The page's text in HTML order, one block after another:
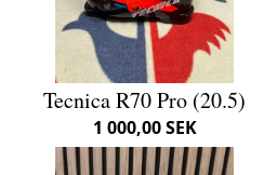
Tecnica R70 Pro (20.5)
1 000,00 SEK